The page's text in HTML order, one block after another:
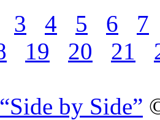
3 4 5 6
7
19 20 21
by Side”